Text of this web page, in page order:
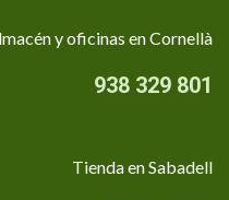
y oficinas en Cornellà
938 329 801
Tienda en Sabadell